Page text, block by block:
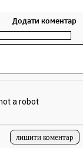
Додати коментар